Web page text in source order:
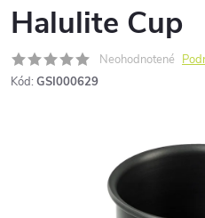
Halulite Cup
Neohodnotené
Kód: GSI000629